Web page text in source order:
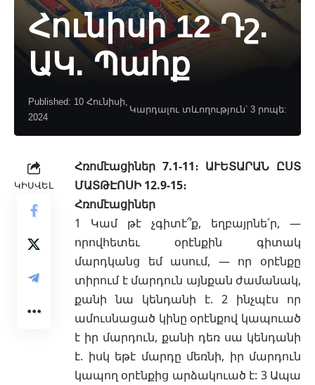
Հունիսի 12 Դշ.
ԱԿ. Պահք
Published: 10 Հունիսի,
2024
Կարդալու տևողություն՝ 3 րոպե:
ԿԻՍՎԵԼ
Հռոմէացիներ 7.1‐11։ ԱՒԵՏԱՐԱՆ ԸՍՏ
ՄԱՏԹԷՈՍԻ 12.9‐15։
Հռոմէացիներ
1 Կամ թէ չգիտէ՞ք, եղբայրնե՛ր, —
որովհետեւ օրէնքին գիտակ
մարդկանց եմ ասում, — որ օրէնքը
տիրում է մարդուն այնքան ժամանակ,
քանի նա կենդանի է. 2 ինչպէս որ
ամուսնացած կինը օրէնքով կապուած
է իր մարդուն, քանի դեռ սա կենդանի
է. իսկ եթէ մարդը մեռնի, իր մարդուն
կապող օրէնքից արձակուած է: 3 Ապա